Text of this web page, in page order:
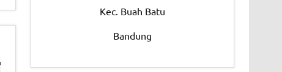
Kec. Buah Batu
Bandung